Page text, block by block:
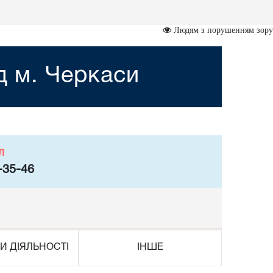
Людям з порушенням зору
м. Черкаси
35-46
ДІЯЛЬНОСТІ ІНШЕ